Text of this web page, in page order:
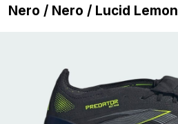
Nero / Nero / Lucid Lemon